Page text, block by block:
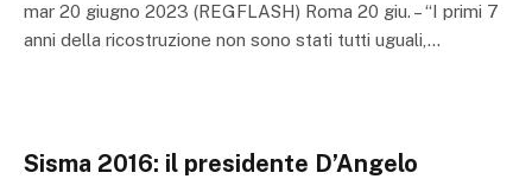
mar 20 giugno 2023 (REGFLASH) Roma 20 giu. – “I primi 7
anni della ricostruzione non sono stati tutti uguali,…
Sisma 2016: il presidente D’Angelo